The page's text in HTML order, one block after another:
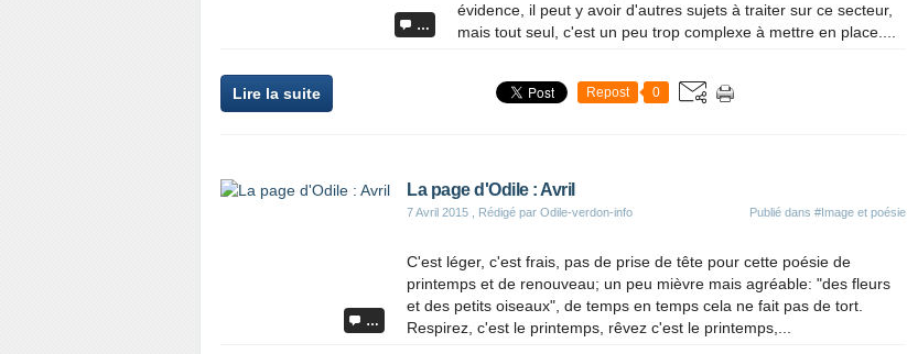
…
évidence, il peut y avoir d'autres sujets à traiter sur ce secteur,
mais tout seul, c'est un peu trop complexe à mettre en place....
Lire la suite Repost 0
…
La page d'Odile : Avril
7 Avril 2015 , Rédigé par Odile-verdon-info Publié dans #Image et poésie
C'est léger, c'est frais, pas de prise de tête pour cette poésie de
printemps et de renouveau; un peu mièvre mais agréable: "des fleurs
et des petits oiseaux", de temps en temps cela ne fait pas de tort.
Respirez, c'est le printemps, rêvez c'est le printemps,...